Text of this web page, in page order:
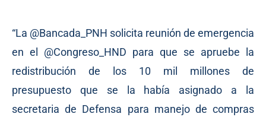
“La @Bancada_PNH solicita reunión de emergencia
en el @Congreso_HND para que se apruebe la
redistribución de los 10 mil millones de
presupuesto que se la había asignado a la
secretaria de Defensa para manejo de compras